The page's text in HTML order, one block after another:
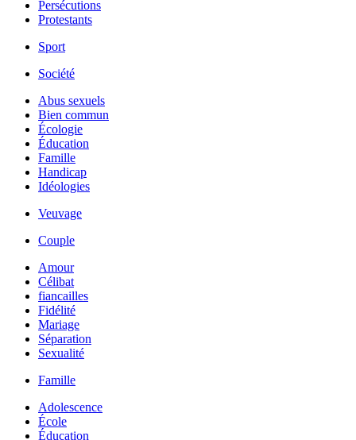
Persécutions
Protestants
Sport
Société
Abus sexuels
Bien commun
Écologie
Éducation
Famille
Handicap
Idéologies
Veuvage
Couple
Amour
Célibat
fiancailles
Fidélité
Mariage
Séparation
Sexualité
Famille
Adolescence
École
Éducation